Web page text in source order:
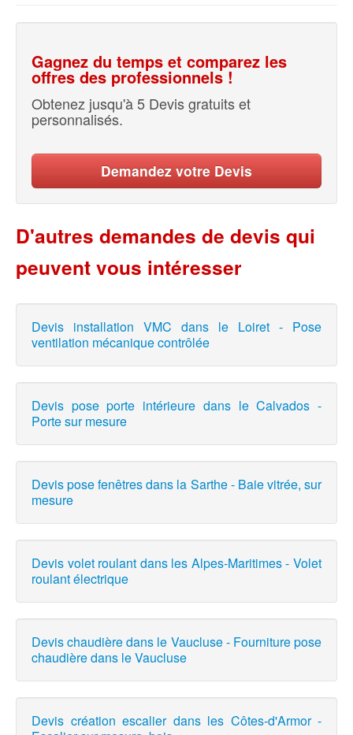
Gagnez du temps et comparez les
offres des professionnels !
Obtenez jusqu'à 5 Devis gratuits et
personnalisés.
Demandez votre Devis
D'autres demandes de devis qui
peuvent vous intéresser
Devis installation VMC dans le Loiret - Pose
ventilation mécanique contrôlée
Devis pose porte intérieure dans le Calvados -
Porte sur mesure
Devis pose fenêtres dans la Sarthe - Baie vitrée, sur
mesure
Devis volet roulant dans les Alpes-Maritimes - Volet
roulant électrique
Devis chaudière dans le Vaucluse - Fourniture pose
chaudière dans le Vaucluse
Devis création escalier dans les Côtes-d'Armor -